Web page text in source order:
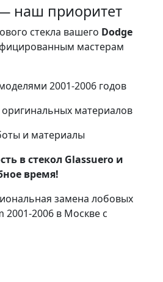
наш приоритет
стекла вашего Dodge
мастерам
2001-2006 годов
материалов
и материалы
в стекол Glassuero и
время!
замена лобовых
2001-2006 в Москве с